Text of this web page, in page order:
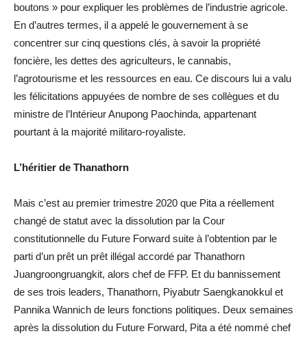
boutons » pour expliquer les problèmes de l’industrie agricole.
En d’autres termes, il a appelé le gouvernement à se
concentrer sur cinq questions clés, à savoir la propriété
foncière, les dettes des agriculteurs, le cannabis,
l’agrotourisme et les ressources en eau. Ce discours lui a valu
les félicitations appuyées de nombre de ses collègues et du
ministre de l’Intérieur Anupong Paochinda, appartenant
pourtant à la majorité militaro-royaliste.
L’héritier de Thanathorn
Mais c’est au premier trimestre 2020 que Pita a réellement
changé de statut avec la dissolution par la Cour
constitutionnelle du Future Forward suite à l’obtention par le
parti d’un prêt un prêt illégal accordé par Thanathorn
Juangroongruangkit, alors chef de FFP. Et du bannissement
de ses trois leaders, Thanathorn, Piyabutr Saengkanokkul et
Pannika Wannich de leurs fonctions politiques. Deux semaines
après la dissolution du Future Forward, Pita a été nommé chef